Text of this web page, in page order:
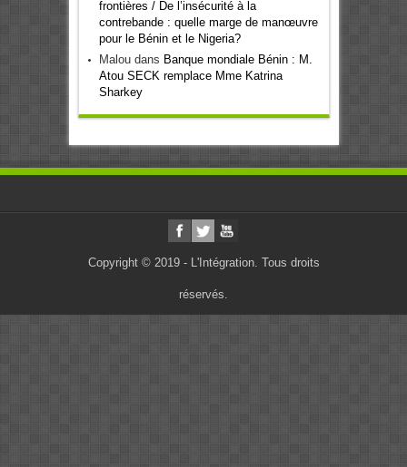
frontières / De l’insécurité à la
contrebande : quelle marge de manœuvre
pour le Bénin et le Nigeria?
Maloudans Banque mondiale Bénin : M.
Atou SECK remplace Mme Katrina
Sharkey
Copyright © 2019 - L'Intégration. Tous droits
réservés.